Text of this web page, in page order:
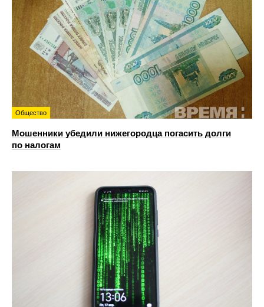
Общество
Мошенники убедили нижегородца погасить долги
по налогам